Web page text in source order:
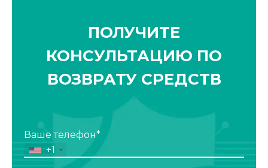
ПОЛУЧИТЕ
КОНСУЛЬТАЦИЮ ПО
ВОЗВРАТУ СРЕДСТВ
Ваше телефон*
+1